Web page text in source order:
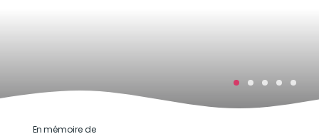
En mémoire de